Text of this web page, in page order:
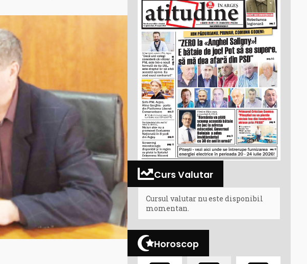
Curs Valutar
Cursul valutar nu este disponibil
momentan.
Horoscop